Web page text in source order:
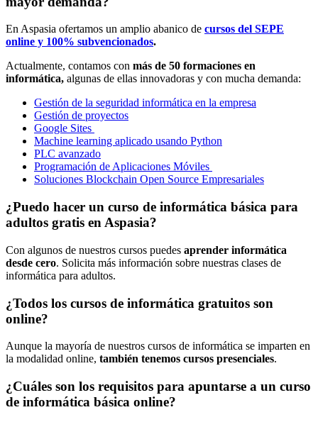
En Aspasia ofertamos un amplio abanico de cursos del SEPE
online y 100% subvencionados.
Actualmente, contamos con más de 50 formaciones en
informática, algunas de ellas innovadoras y con mucha demanda:
Gestión de la seguridad informática en la empresa
Gestión de proyectos
Google Sites
Machine learning aplicado usando Python
PLC avanzado
Programación de Aplicaciones Móviles
Soluciones Blockchain Open Source Empresariales
¿Puedo hacer un curso de informática básica para
adultos gratis en Aspasia?
Con algunos de nuestros cursos puedes aprender informática
desde cero. Solicita más información sobre nuestras clases de
informática para adultos.
¿Todos los cursos de informática gratuitos son
online?
Aunque la mayoría de nuestros cursos de informática se imparten en
la modalidad online, también tenemos cursos presenciales.
¿Cuáles son los requisitos para apuntarse a un curso
de informática básica online?